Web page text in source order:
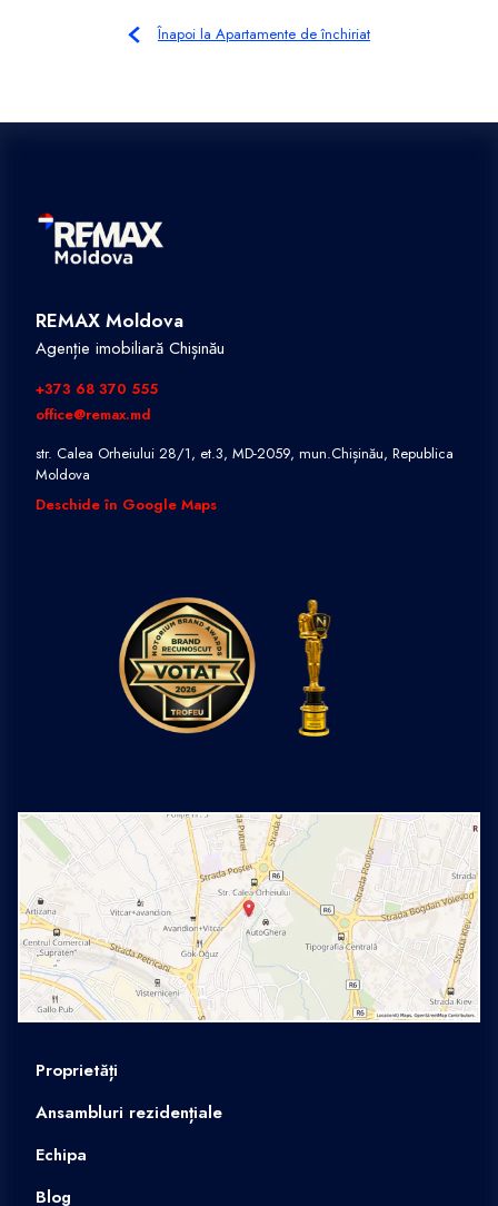
Înapoi la Apartamente de închiriat
REMAX Moldova
Agenție imobiliară Chișinău
+373 68 370 555
office@remax.md
str. Calea Orheiului 28/1, et.3, MD-2059, mun.Chișinău, Republica
Moldova
Deschide în Google Maps
Proprietăți
Ansambluri rezidențiale
Echipa
Blog